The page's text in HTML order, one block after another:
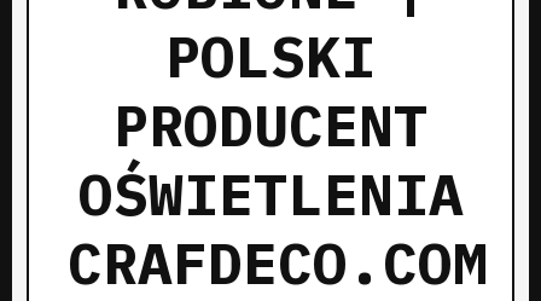
POLSKI
PRODUCENT
OŚWIETLENIA
CRAFDECO.COM